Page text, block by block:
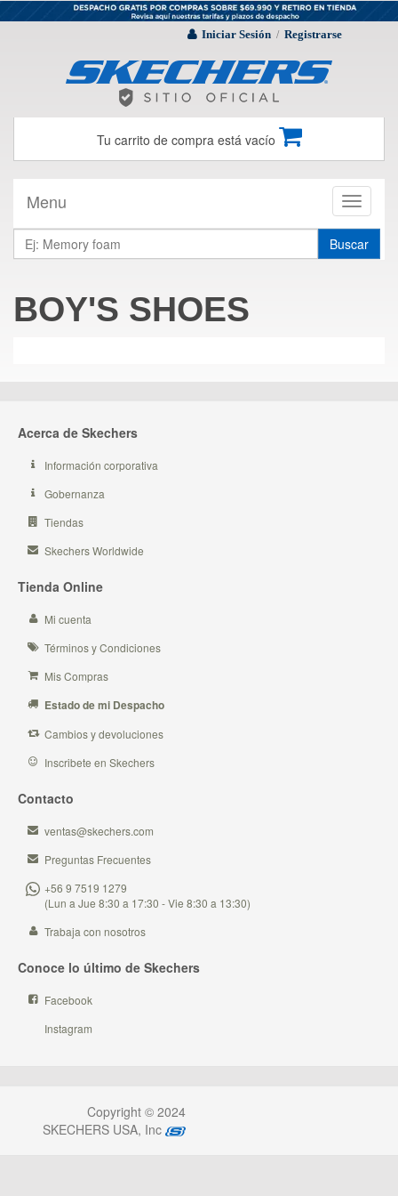
Iniciar Sesión / Registrarse
Tu carrito de compra está vacío
Toggle
Menu
Buscar
BOY'S SHOES
Acerca de Skechers
Información corporativa
Gobernanza
Tiendas
Skechers Worldwide
Tienda Online
Mi cuenta
Términos y Condiciones
Mis Compras
Estado de mi Despacho
Cambios y devoluciones
Inscribete en Skechers
Contacto
ventas@skechers.com
Preguntas Frecuentes
+56 9 7519 1279
(Lun a Jue 8:30 a 17:30 - Vie 8:30 a 13:30)
Trabaja con nosotros
Conoce lo último de Skechers
Facebook
Instagram
Copyright © 2024
SKECHERS USA, Inc